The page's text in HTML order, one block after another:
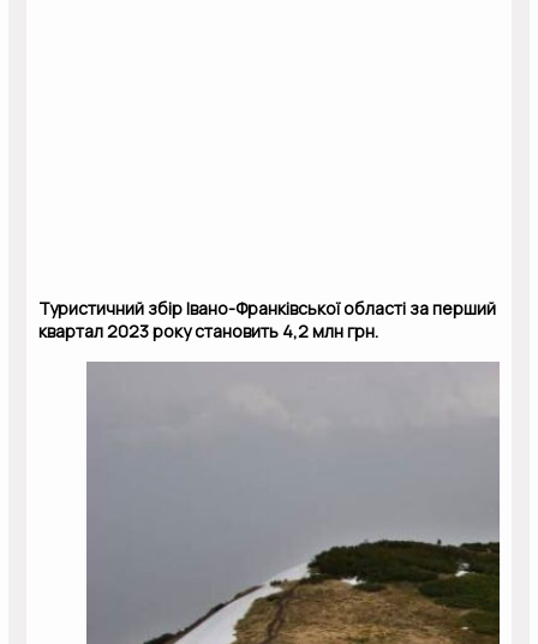
Туристичний збір Івано-Франківської області за перший
квартал 2023 року становить 4,2 млн грн.